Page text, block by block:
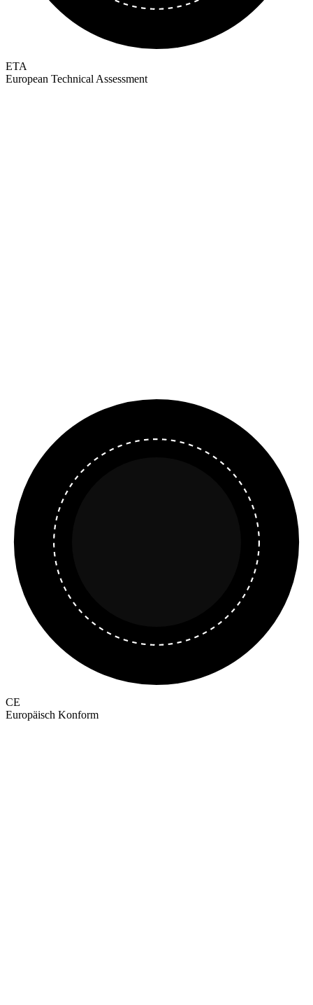
ETA
European Technical Assessment
CE
Europäisch Konform